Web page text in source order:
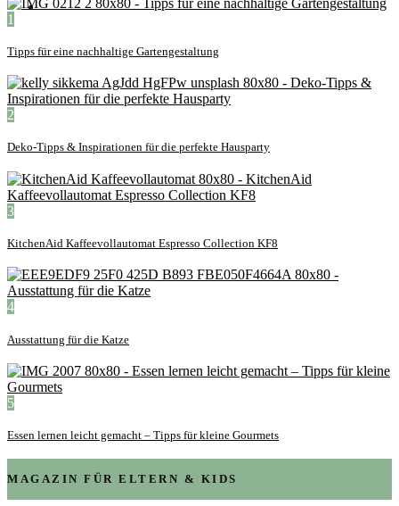
KIND & KEGEL
1
Tipps für eine nachhaltige Gartengestaltung
2
Deko-Tipps & Inspirationen für die perfekte Hausparty
3
KitchenAid Kaffeevollautomat Espresso Collection KF8
4
Ausstattung für die Katze
5
Essen lernen leicht gemacht – Tipps für kleine Gourmets
MAGAZIN FÜR ELTERN & KIDS